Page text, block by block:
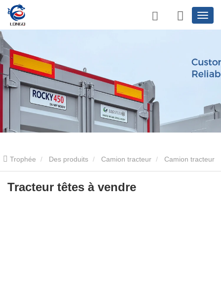
Trophée Des produits Camion tracteur Camion tracteur
6×4 Tracteur têtes à vendre
Tracteur têtes à vendre